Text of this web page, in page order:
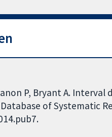
P, Bryant A. Interval
of Systematic